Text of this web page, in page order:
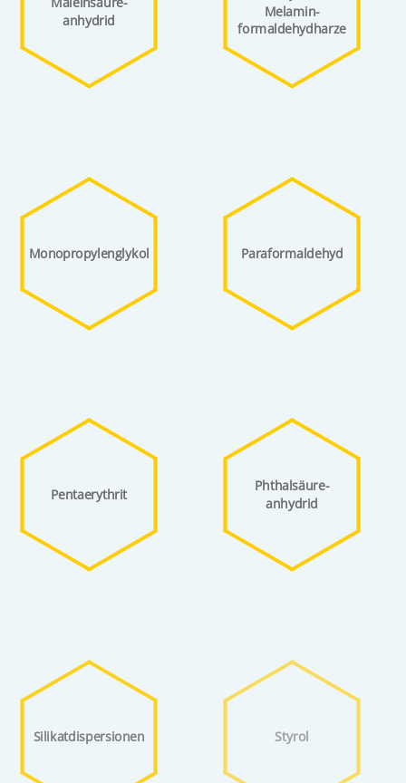
anhydrid
Melamin­
formaldehyd­harze
Monopropylenglykol Paraformaldehyd
Pentaerythrit
Phthalsäure­
anhydrid
Silikat­dispersionen Styrol